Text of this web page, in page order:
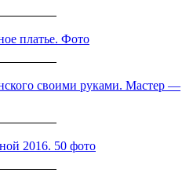
платье. Фото
своими руками. Мастер —
2016. 50 фото